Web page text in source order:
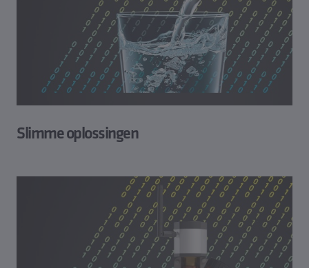
Slimme oplossingen